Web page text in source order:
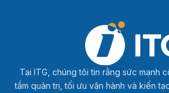
Tại ITG, chúng tôi tin rằng sức mạnh
tầm quản trị, tối ưu vận hành và kiến